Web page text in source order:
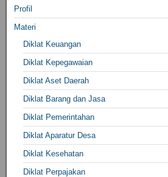
Profil
Materi
Diklat Keuangan
Diklat Kepegawaian
Diklat Aset Daerah
Diklat Barang dan Jasa
Diklat Pemerintahan
Diklat Aparatur Desa
Diklat Kesehatan
Diklat Perpajakan